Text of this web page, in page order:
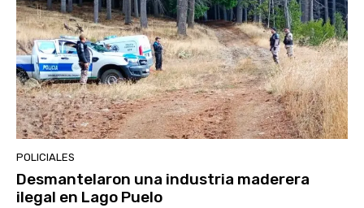
POLICIALES
Desmantelaron una industria maderera
ilegal en Lago Puelo